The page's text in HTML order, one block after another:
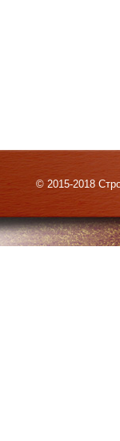
© 2015-2018